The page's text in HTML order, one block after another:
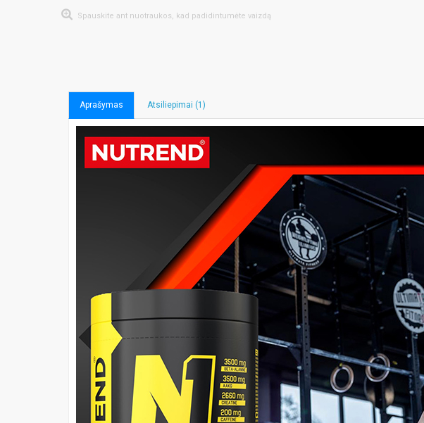
Spauskite ant nuotraukos, kad padidintumėte vaizdą
Aprašymas Atsiliepimai (1)